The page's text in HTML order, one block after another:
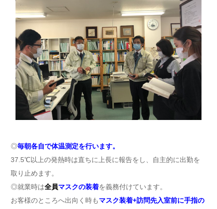
◎毎朝各自で体温測定を行います。
37.5℃以上の発熱時は直ちに上長に報告をし、自主的に出勤を
取り止めます。
◎就業時は全員マスクの装着を義務付けています。
お客様のところへ出向く時もマスク装着+訪問先入室前に手指の